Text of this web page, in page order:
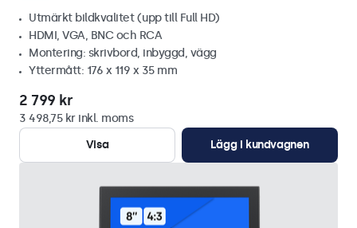
Utmärkt bildkvalitet (upp till Full HD)
HDMI, VGA, BNC och RCA
Montering: skrivbord, inbyggd, vägg
Yttermått: 176 x 119 x 35 mm
2 799 kr
3 498,75 kr inkl. moms
Visa
Lägg i kundvagnen